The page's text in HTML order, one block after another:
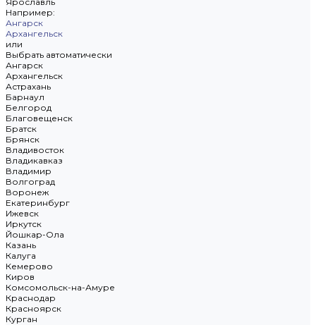
Например:
Ангарск
Архангельск
или
Выбрать автоматически
Ангарск
Архангельск
Астрахань
Барнаул
Белгород
Благовещенск
Братск
Брянск
Владивосток
Владикавказ
Владимир
Волгоград
Воронеж
Екатеринбург
Ижевск
Иркутск
Йошкар-Ола
Казань
Калуга
Кемерово
Киров
Комсомольск-на-Амуре
Краснодар
Красноярск
Курган